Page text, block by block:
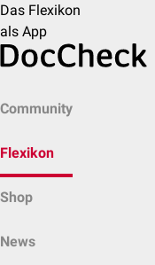
Das Flexikon
als App
Community
Flexikon
Shop
News